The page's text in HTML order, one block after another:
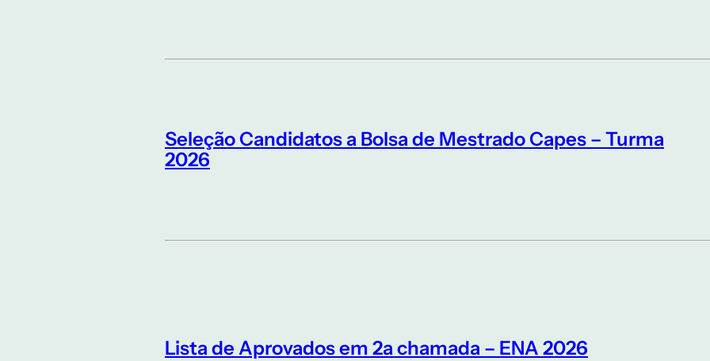
Seleção Candidatos a Bolsa de Mestrado Capes – Turma
2026
Lista de Aprovados em 2a chamada – ENA 2026